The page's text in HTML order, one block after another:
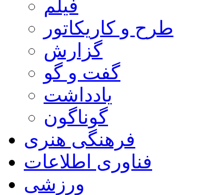
فیلم
طرح و کاریکاتور
گزارش
گفت و گو
یادداشت
گوناگون
فرهنگی هنری
فناوری اطلاعات
ورزشی